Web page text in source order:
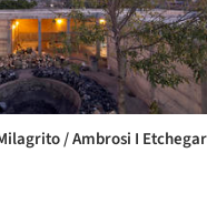
/ Ambrosi I